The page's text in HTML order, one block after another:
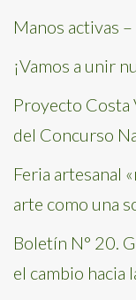
Manos activas
¡Vamos a unir
Proyecto Costa
del Concurso
Feria artesanal
arte como una
Boletín N° 20.
el cambio hacia